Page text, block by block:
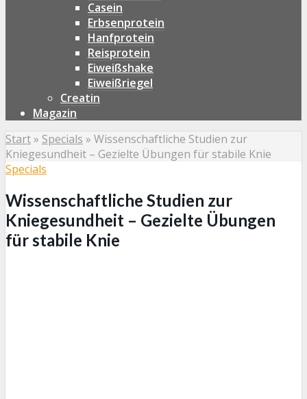
Casein
Erbsenprotein
Hanfprotein
Reisprotein
Eiweißshake
Eiweißriegel
Creatin
Magazin
Start» Specials » Wissenschaftliche Studien zur
Kniegesundheit – Gezielte Übungen für stabile Knie
Specials
Wissenschaftliche Studien zur
Kniegesundheit – Gezielte Übungen
für stabile Knie